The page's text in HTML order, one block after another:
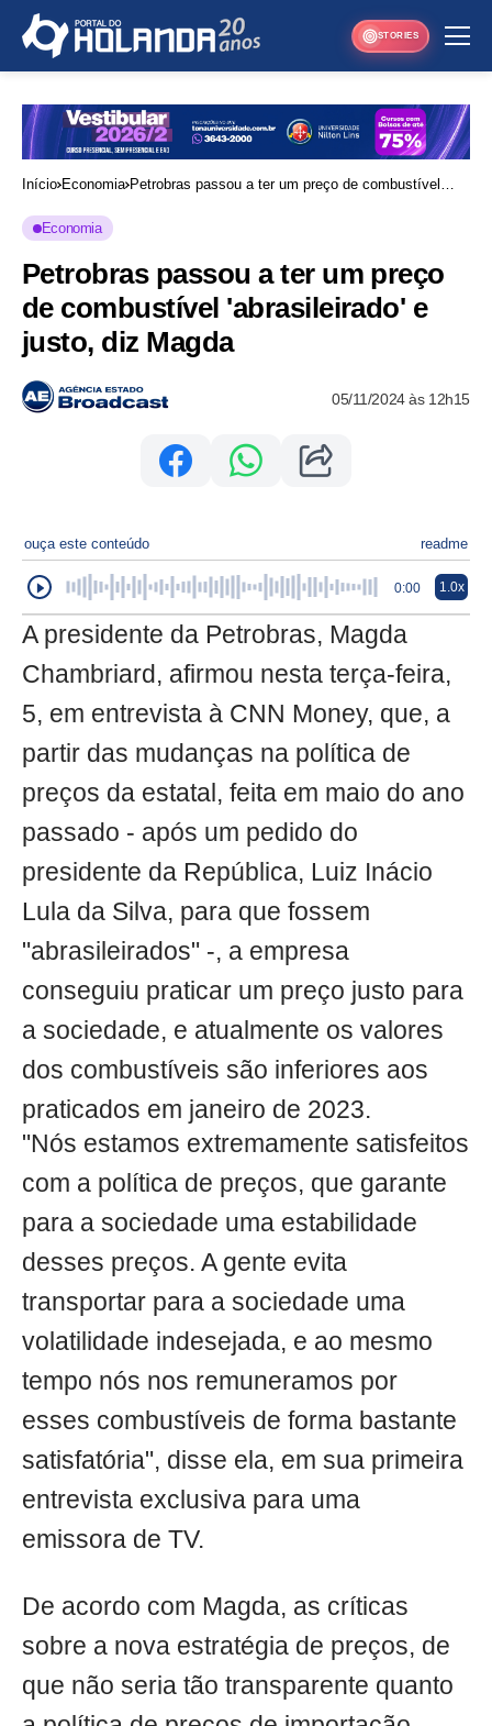
STORIES
Início Economia Petrobras passou a ter um preço de combustível
Economia
Petrobras passou a ter um preço
de combustível 'abrasileirado' e
justo, diz Magda
05/11/2024 às 12h15
ouça este conteúdo readme
0:00 1.0x
A presidente da Petrobras, Magda
Chambriard, afirmou nesta terça-feira,
5, em entrevista à CNN Money, que, a
partir das mudanças na política de
preços da estatal, feita em maio do ano
passado - após um pedido do
presidente da República, Luiz Inácio
Lula da Silva, para que fossem
"abrasileirados" -, a empresa
conseguiu praticar um preço justo para
a sociedade, e atualmente os valores
dos combustíveis são inferiores aos
praticados em janeiro de 2023.
"Nós estamos extremamente satisfeitos
com a política de preços, que garante
para a sociedade uma estabilidade
desses preços. A gente evita
transportar para a sociedade uma
volatilidade indesejada, e ao mesmo
tempo nós nos remuneramos por
esses combustíveis de forma bastante
satisfatória", disse ela, em sua primeira
entrevista exclusiva para uma
emissora de TV.
De acordo com Magda, as críticas
sobre a nova estratégia de preços, de
que não seria tão transparente quanto